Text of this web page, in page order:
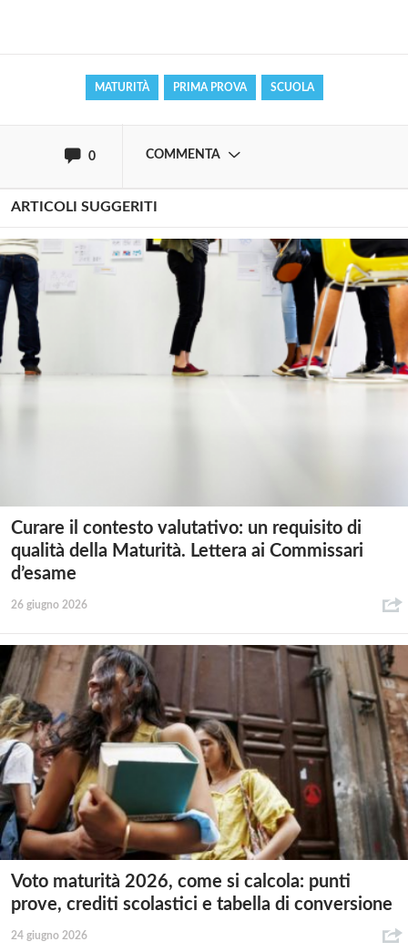
MATURITÀ PRIMA PROVA SCUOLA
0 COMMENTA
ARTICOLI SUGGERITI
Curare il contesto valutativo: un requisito di
qualità della Maturità. Lettera ai Commissari
d’esame
26 giugno 2026
Voto maturità 2026, come si calcola: punti
prove, crediti scolastici e tabella di conversione
24 giugno 2026